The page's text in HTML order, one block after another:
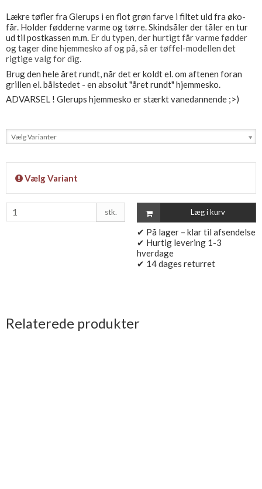
Lækre tøfler fra Glerups i en flot grøn farve i filtet uld fra øko-
får. Holder fødderne varme og tørre. Skindsåler der tåler en tur
ud til postkassen m.m. Er du typen, der hurtigt får varme fødder
og tager dine hjemmesko af og på, så er tøffel-modellen det
rigtige valg for dig.
Brug den hele året rundt, når det er koldt el. om aftenen foran
grillen el. bålstedet - en absolut "året rundt" hjemmesko.
ADVARSEL ! Glerups hjemmesko er stærkt vanedannende ;>)
Vælg Varianter
Vælg Variant
stk. Læg i kurv
✔ På lager – klar til afsendelse
✔ Hurtig levering 1-3
hverdage
✔ 14 dages returret
Relaterede produkter